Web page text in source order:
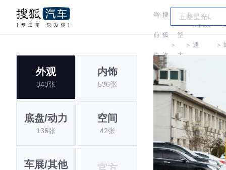
当
前
位
置:
搜
狐
汽
＞
车
型
大
＞
上汽大
通 ＞
外观
343张
内饰
536张
底盘/动力
136张
空间
42张
车展/其他